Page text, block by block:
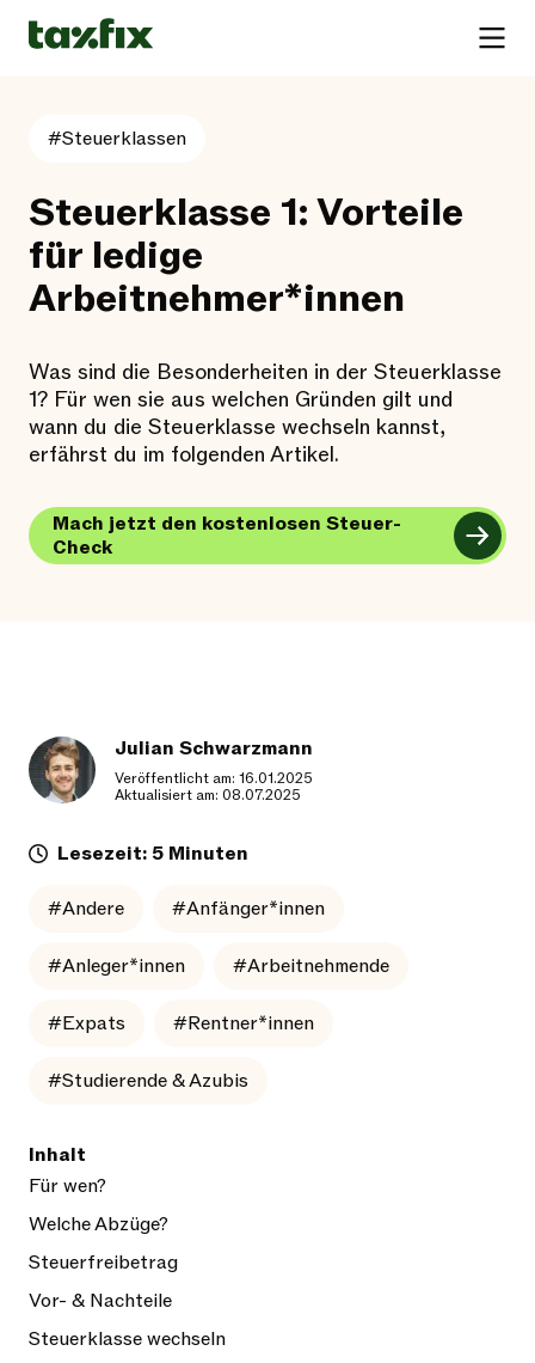
#Steuerklassen
Steuerklasse 1: Vorteile
für ledige
Arbeitnehmer*innen
Was sind die Besonderheiten in der Steuerklasse
1? Für wen sie aus welchen Gründen gilt und
wann du die Steuerklasse wechseln kannst,
erfährst du im folgenden Artikel.
Mach jetzt den kostenlosen Steuer-
Check
Julian Schwarzmann
Veröffentlicht am: 16.01.2025
Aktualisiert am: 08.07.2025
Lesezeit: 5 Minuten
#Andere #Anfänger*innen
#Anleger*innen #Arbeitnehmende
#Expats #Rentner*innen
#Studierende & Azubis
Inhalt
Für wen?
Welche Abzüge?
Steuerfreibetrag
Vor- & Nachteile
Steuerklasse wechseln